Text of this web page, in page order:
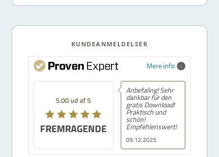
KUNDEANMELDELSER
Mere info
5.00 ud af 5
FREMRAGENDE
09.12.2025
Anbefaling! Sehr
dankbar für den
gratis Download!
Praktisch und
schön!
Empfehlenswert!